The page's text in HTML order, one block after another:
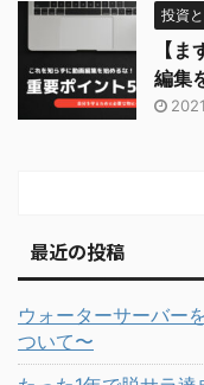
投資
【
編集
最近の投稿
ウォーターサーバー
ついて〜